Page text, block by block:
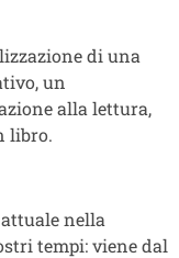
di una
un
alla lettura,
libro.
attuale nella
tempi: viene dal